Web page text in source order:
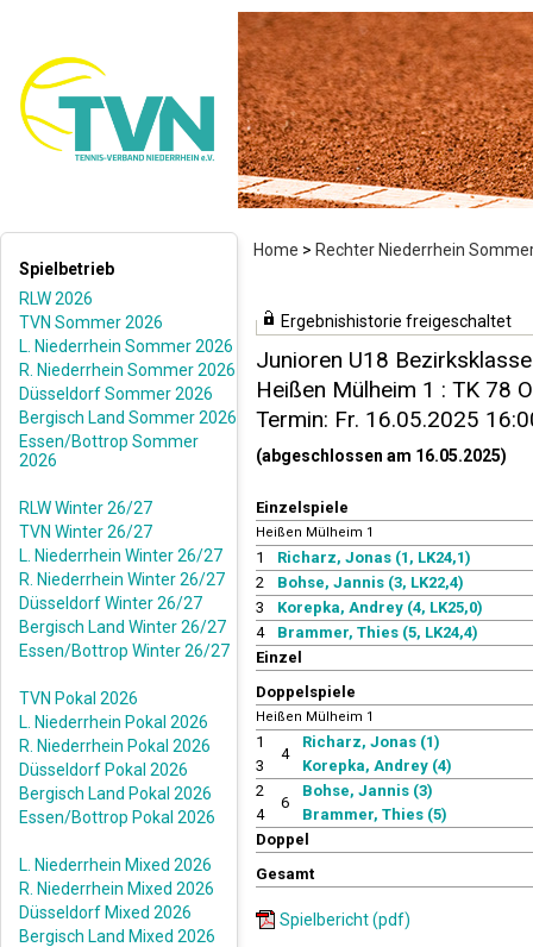
Home > Rechter Niederrhein
Spielbetrieb
RLW 2026
TVN Sommer 2026
L. Niederrhein Sommer 2026
R. Niederrhein Sommer 2026
Düsseldorf Sommer 2026
Bergisch Land Sommer 2026
Essen/Bottrop Sommer
2026
RLW Winter 26/27
TVN Winter 26/27
L. Niederrhein Winter 26/27
R. Niederrhein Winter 26/27
Düsseldorf Winter 26/27
Bergisch Land Winter 26/27
Essen/Bottrop Winter 26/27
TVN Pokal 2026
L. Niederrhein Pokal 2026
R. Niederrhein Pokal 2026
Düsseldorf Pokal 2026
Bergisch Land Pokal 2026
Essen/Bottrop Pokal 2026
L. Niederrhein Mixed 2026
R. Niederrhein Mixed 2026
Düsseldorf Mixed 2026
Bergisch Land Mixed 2026
Ergebnishistorie freigeschaltet
Junioren U18
Heißen Mülheim 1 : TK 78
Termin: Fr. 16.05.2025
(abgeschlossen am 16.05.2025)
Einzelspiele
Heißen Mülheim 1
1
Richarz, Jonas (1, LK24,1)
2
Bohse, Jannis (3, LK22,4)
3
Korepka, Andrey (4, LK25,0)
4
Brammer, Thies (5, LK24,4)
Einzel
Doppelspiele
Heißen Mülheim 1
1
3
4
Richarz, Jonas (1)
Korepka, Andrey (4)
2
4
6
Bohse, Jannis (3)
Brammer, Thies (5)
Doppel
Gesamt
Spielbericht (pdf)